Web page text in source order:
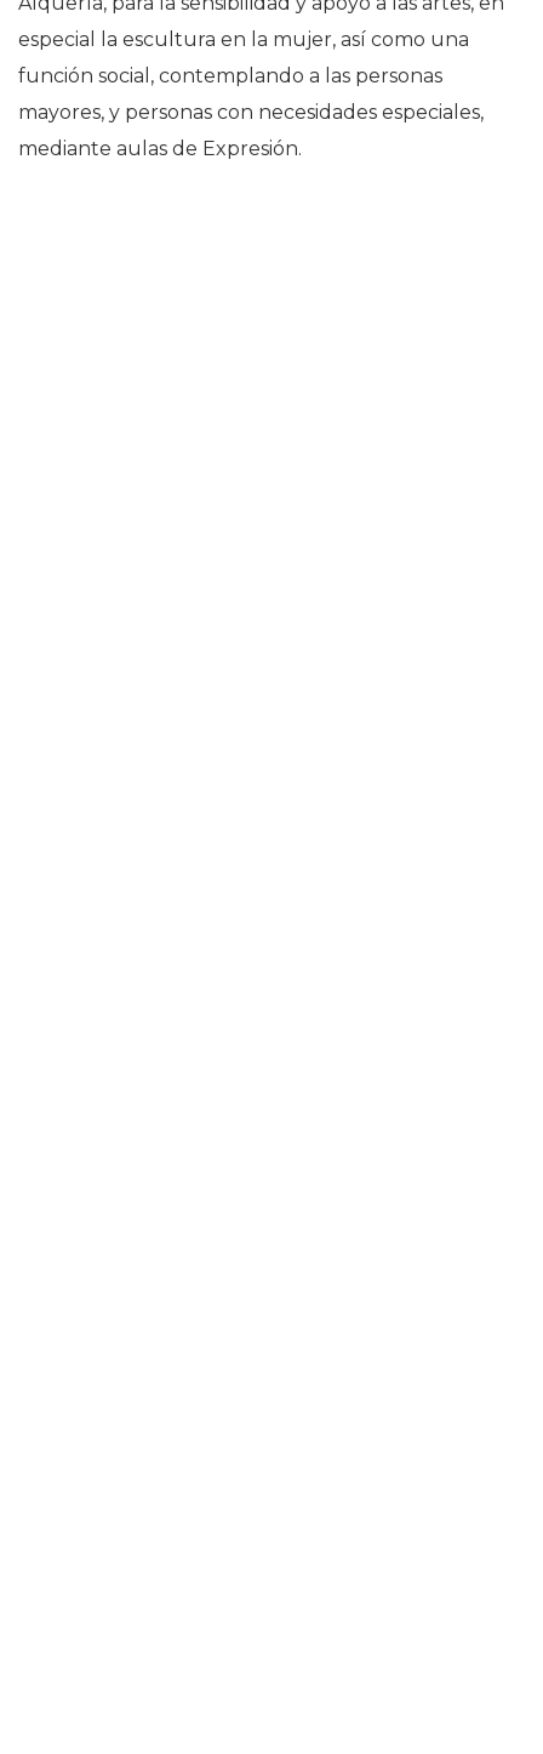
especial la escultura en la mujer, así como una
función social, contemplando a las personas
mayores, y personas con necesidades especiales,
mediante aulas de Expresión.